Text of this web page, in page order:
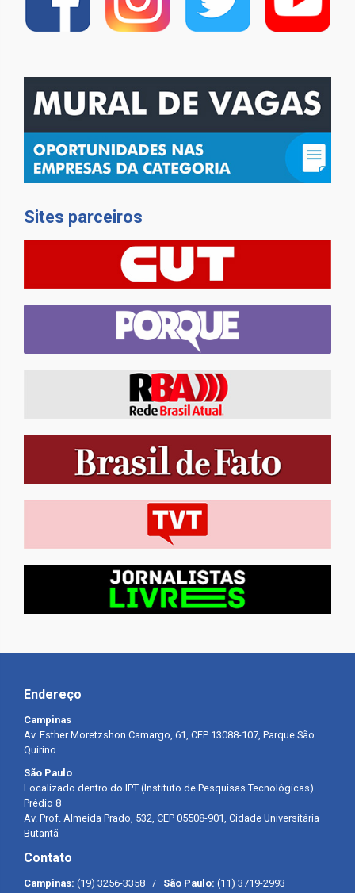
Sites parceiros
Endereço
Campinas
Av. Esther Moretzshon Camargo, 61, CEP 13088-107, Parque São
Quirino
São Paulo
Localizado dentro do IPT (Instituto de Pesquisas Tecnológicas) –
Prédio 8
Av. Prof. Almeida Prado, 532, CEP 05508-901, Cidade Universitária –
Butantã
Contato
Campinas: (19) 3256-3358 / São Paulo: (11) 3719-2993